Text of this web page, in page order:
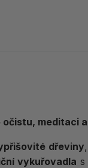
meditaci
dřeviny
vykuřovadla s